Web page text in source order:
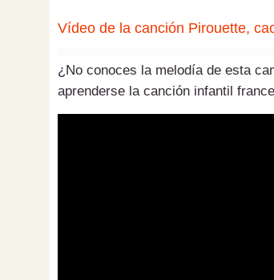
Vídeo de la canción Pirouette,
¿No conoces la melodía de esta
aprenderse la canción infantil